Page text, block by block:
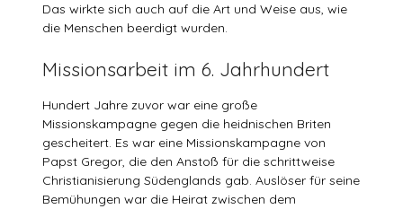
Das wirkte sich auch auf die Art und Weise aus, wie
die Menschen beerdigt wurden.
Missionsarbeit im 6. Jahrhundert
Hundert Jahre zuvor war eine große
Missionskampagne gegen die heidnischen Briten
gescheitert. Es war eine Missionskampagne von
Papst Gregor, die den Anstoß für die schrittweise
Christianisierung Südenglands gab. Auslöser für seine
Bemühungen war die Heirat zwischen dem